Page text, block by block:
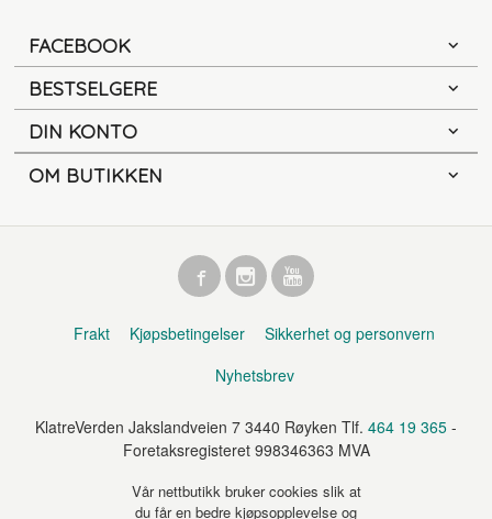
FACEBOOK
BESTSELGERE
DIN KONTO
OM BUTIKKEN
Frakt Kjøpsbetingelser
Sikkerhet og personvern
Nyhetsbrev
KlatreVerden Jakslandveien 7 3440 Røyken Tlf. 464 19 365 -
Foretaksregisteret 998346363 MVA
Vår nettbutikk bruker cookies slik at
du får en bedre kjøpsopplevelse og